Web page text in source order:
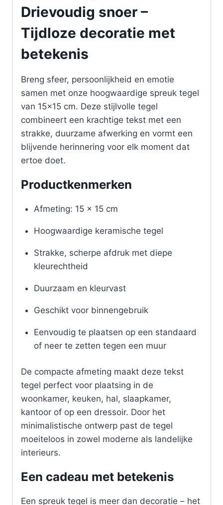
Drievoudig snoer –
Tijdloze decoratie met
betekenis
Breng sfeer, persoonlijkheid en emotie
samen met onze hoogwaardige spreuk tegel
van 15×15 cm. Deze stijlvolle tegel
combineert een krachtige tekst met een
strakke, duurzame afwerking en vormt een
blijvende herinnering voor elk moment dat
ertoe doet.
Productkenmerken
Afmeting: 15 x 15 cm
Hoogwaardige keramische tegel
Strakke, scherpe afdruk met diepe
kleurechtheid
Duurzaam en kleurvast
Geschikt voor binnengebruik
Eenvoudig te plaatsen op een standaard
of neer te zetten tegen een muur
De compacte afmeting maakt deze tekst
tegel perfect voor plaatsing in de
woonkamer, keuken, hal, slaapkamer,
kantoor of op een dressoir. Door het
minimalistische ontwerp past de tegel
moeiteloos in zowel moderne als landelijke
interieurs.
Een cadeau met betekenis
Een spreuk tegel is meer dan decoratie – het